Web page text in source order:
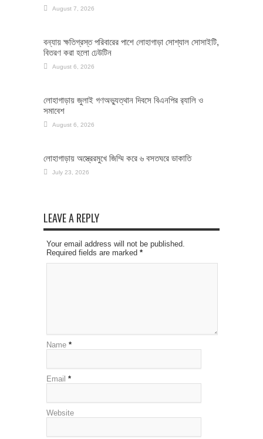
August 7, 2026
বন্যায় ক্ষতিগ্রস্ত পরিবারের পাশে লোহাগাড়া সোশ্যাল সোসাইটি,
বিতরণ করা হলো ঢেউটিন
August 6, 2026
লোহাগাড়ায় জুলাই গণঅভ্যুত্থান দিবসে বিএনপির র‌্যালি ও
সমাবেশ
August 6, 2026
লোহাগাড়ায় অস্ত্রেরমুখে জিম্মি করে ৬ বসতঘরে ডাকাতি
July 23, 2026
LEAVE A REPLY
Your email address will not be published.
Required fields are marked *
Name *
Email *
Website